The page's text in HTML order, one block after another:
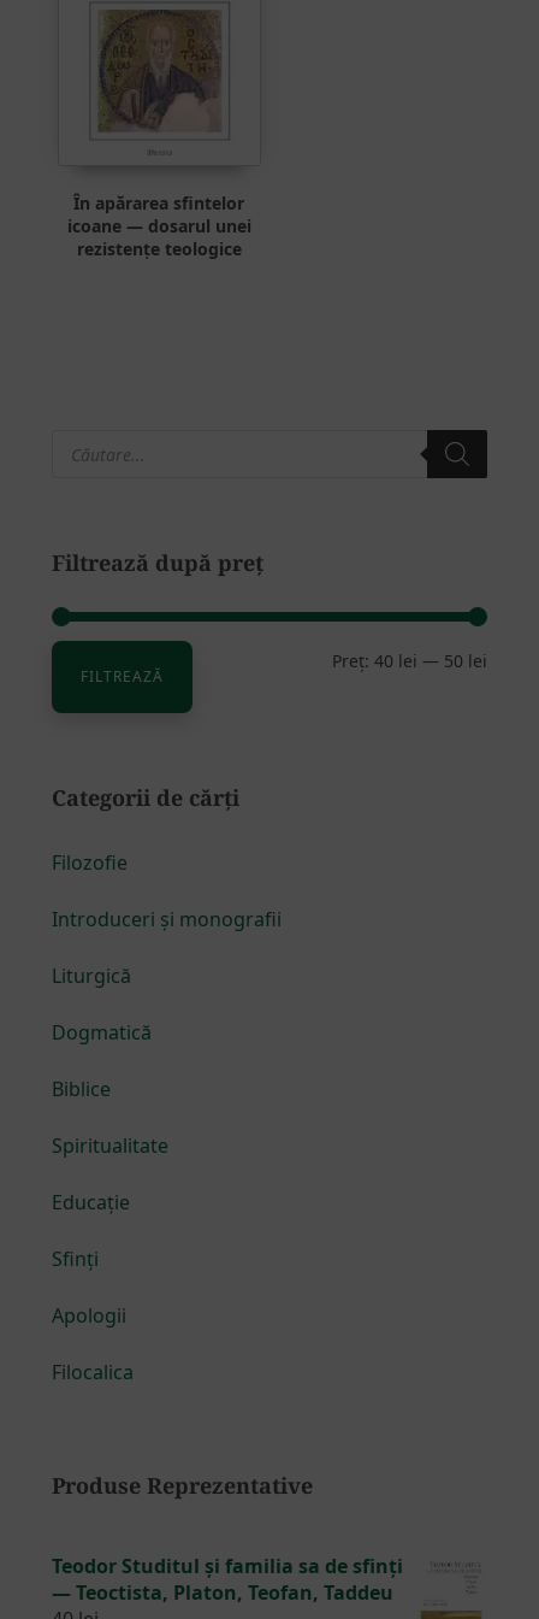
În apărarea sfintelor
icoane — dosarul unei
rezistențe teologice
Bara
search
Filtrează după preț
FILTREAZĂ
Preț:40 lei — 50 lei
Categorii de cărți
Filozofie
Introduceri și monografii
Liturgică
Dogmatică
Biblice
Spiritualitate
Educație
Sfinți
Apologii
Filocalica
Produse Reprezentative
Teodor Studitul și familia sa de sfinți
— Teoctista, Platon, Teofan, Taddeu